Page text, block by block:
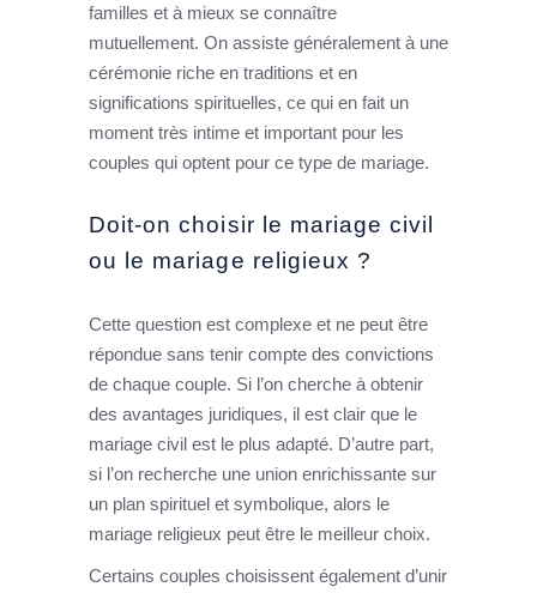
familles et à mieux se connaître
mutuellement. On assiste généralement à une
cérémonie riche en traditions et en
significations spirituelles, ce qui en fait un
moment très intime et important pour les
couples qui optent pour ce type de mariage.
Doit-on choisir le mariage civil
ou le mariage religieux ?
Cette question est complexe et ne peut être
répondue sans tenir compte des convictions
de chaque couple. Si l’on cherche à obtenir
des avantages juridiques, il est clair que le
mariage civil est le plus adapté. D’autre part,
si l’on recherche une union enrichissante sur
un plan spirituel et symbolique, alors le
mariage religieux peut être le meilleur choix.
Certains couples choisissent également d’unir